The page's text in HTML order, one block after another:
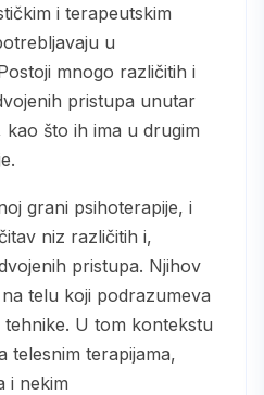
i terapeutskim
u
mnogo različitih i
pristupa unutar
kao što ih ima u drugim
niz različitih i,
pristupa. Njihov
telu koji podrazumeva
U tom kontekstu
telesnim terapijama,
i nekim